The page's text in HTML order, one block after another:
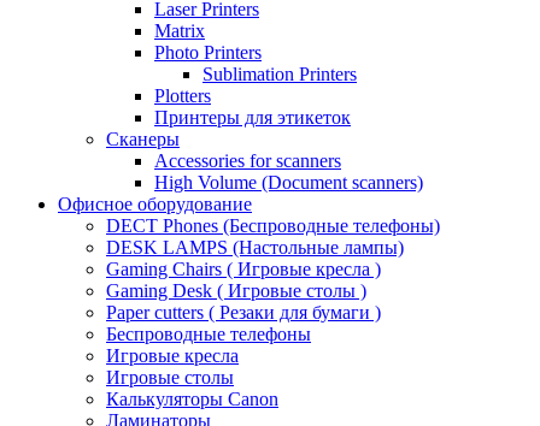
Laser Printers
Matrix
Photo Printers
Sublimation Printers
Plotters
Принтеры для этикеток
Сканеры
Accessories for scanners
High Volume (Document scanners)
Офисное оборудование
DECT Phones (Беспроводные телефоны)
DESK LAMPS (Настольные лампы)
Gaming Chairs ( Игровые кресла )
Gaming Desk ( Игровые столы )
Paper cutters ( Резаки для бумаги )
Беспроводные телефоны
Игровые кресла
Игровые столы
Калькуляторы Canon
Ламинаторы